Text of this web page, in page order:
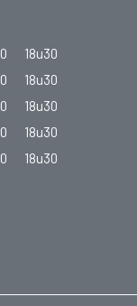
18u30
18u30
18u30
18u30
18u30